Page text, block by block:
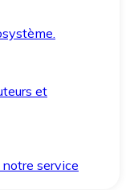
et
service